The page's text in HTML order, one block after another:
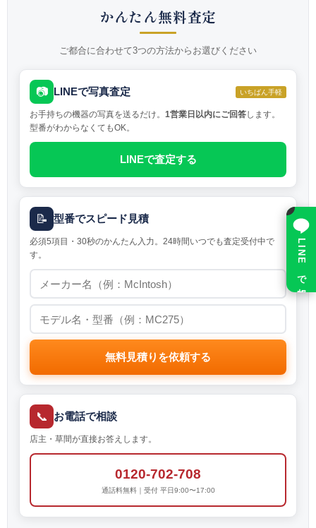
かんたん無料査定
ご都合に合わせて3つの方法からお選びください
📷 LINEで写真査定 いちばん手軽
お手持ちの機器の写真を送るだけ。 1営業日以内にご回答します。
型番がわからなくてもOK。
LINEで査定する
📝 型番でスピード見積
必須5項目・30秒のかんたん入力。24時間いつでも査定受付中で
す。
無料見積りを依頼する
📞 お電話で相談
店主・草間が直接お答えします。
0120-702-708
通話料無料｜受付 平日9:00〜17:00
LINE で相談
×